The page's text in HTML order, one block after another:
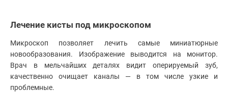
Лечение кисты под микроскопом
Микроскоп позволяет лечить самые миниатюрные
новообразования. Изображение выводится на монитор.
Врач в мельчайших деталях видит оперируемый зуб,
качественно очищает каналы — в том числе узкие и
проблемные.